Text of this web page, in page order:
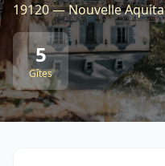
19120 — Nouvelle
5
Gîtes